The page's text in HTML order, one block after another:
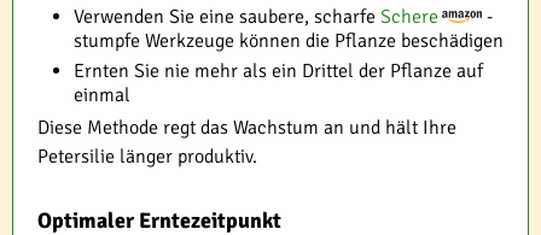
Verwenden Sie eine saubere, scharfe Schere
-
stumpfe Werkzeuge können die Pflanze beschädigen
Ernten Sie nie mehr als ein Drittel der Pflanze auf
einmal
Diese Methode regt das Wachstum an und hält Ihre
Petersilie länger produktiv.
Optimaler Erntezeitpunkt